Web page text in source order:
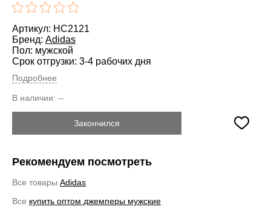
Артикул: HC2121
Бренд: Adidas
Пол: мужской
Срок отгрузки: 3-4 рабочих дня
Подробнее
В наличии: --
Закончился
Рекомендуем посмотреть
Все товары Adidas
Все купить оптом джемперы мужские